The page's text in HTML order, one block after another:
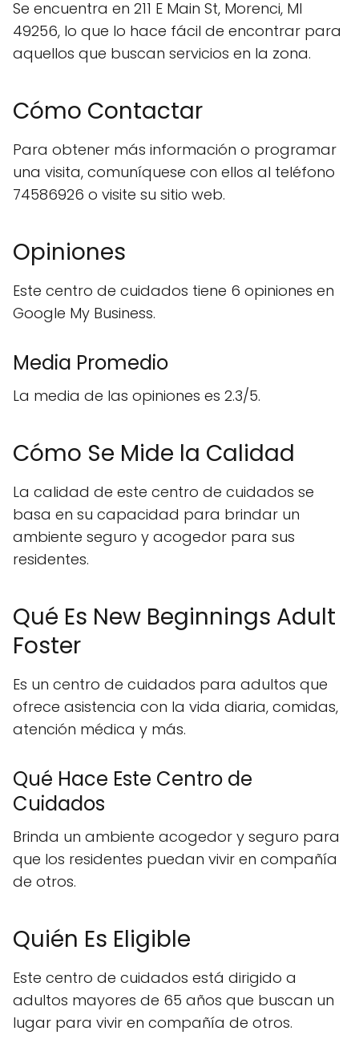
Se encuentra en 211 E Main St, Morenci, MI
49256, lo que lo hace fácil de encontrar para
aquellos que buscan servicios en la zona.
Cómo Contactar
Para obtener más información o programar
una visita, comuníquese con ellos al teléfono
74586926 o visite su sitio web.
Opiniones
Este centro de cuidados tiene 6 opiniones en
Google My Business.
Media Promedio
La media de las opiniones es 2.3/5.
Cómo Se Mide la Calidad
La calidad de este centro de cuidados se
basa en su capacidad para brindar un
ambiente seguro y acogedor para sus
residentes.
Qué Es New Beginnings Adult
Foster
Es un centro de cuidados para adultos que
ofrece asistencia con la vida diaria, comidas,
atención médica y más.
Qué Hace Este Centro de
Cuidados
Brinda un ambiente acogedor y seguro para
que los residentes puedan vivir en compañía
de otros.
Quién Es Eligible
Este centro de cuidados está dirigido a
adultos mayores de 65 años que buscan un
lugar para vivir en compañía de otros.